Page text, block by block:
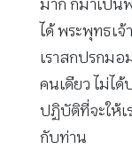
มาก ก็มาเป็น
ได้ พระพุทธเ
เราสกปรกมอ
คนเดียว ไม่ไ
ปฏิบัติที่จะให้เ
กับท่าน